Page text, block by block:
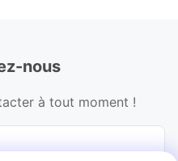
nous
à tout moment !